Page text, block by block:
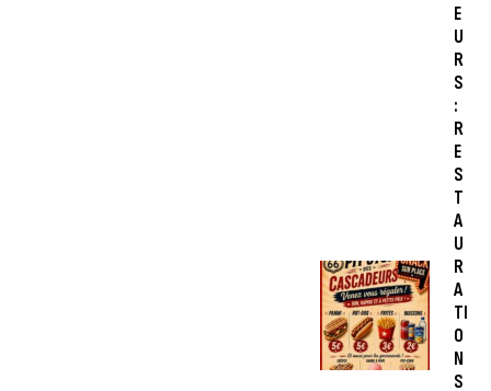
E
U
R
S
:
R
E
S
T
A
U
R
A
TI
O
N
S